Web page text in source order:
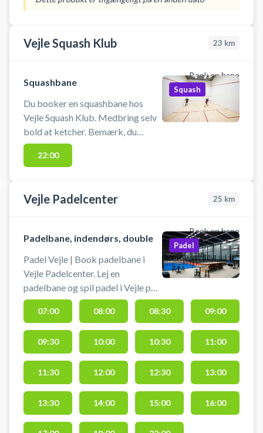
kan bat og bolde lejes i
og spil pickleball i Vejle på en af de
mere end 40 pickleballbaner i DGI
Vejle Squash Klub 23 km
Book en bane
Squashbane
Du booker en squashbane hos
Vejle Squash Klub. Medbring selv
bold at ketcher. Bemærk, du
booker banen i 45 minutter Baner
må kun bruges med indendørssko,
Squash
22:00
Vejle Padelcenter 25 km
Book en bane
Padelbane, indendørs, double
Padel Vejle | Book padelbane i
Vejle Padelcenter. Lej en
padelbane og spil padel i Vejle på
en af doublebanerne med 12
meter loftshøjde i byens største
padelklub. Du finder Vejle
Padelcenter på Hellumvej 7, 7100
Vejle - lige ved Vejle Boldklub og
VB Parken. Hos Vejle Padelcenter
findes parkering lige ved
padelcentret, hvor du finder 12
indendørs paddelbaner, hvoraf 10
double- og 2 singlebaner.
Padel
07:00 08:00 08:30 09:00
09:30 10:00 10:30 11:00
11:30 12:00 12:30 13:00
13:30 14:00 15:00 16:00